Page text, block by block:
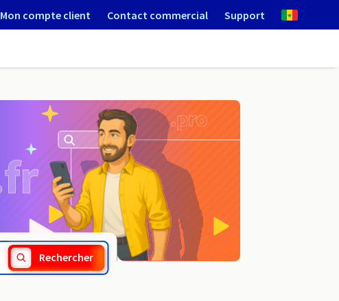
Mon compte client Contact commercial Support
Rechercher